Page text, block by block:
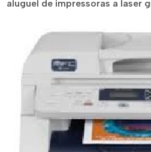
aluguel de impressoras a laser